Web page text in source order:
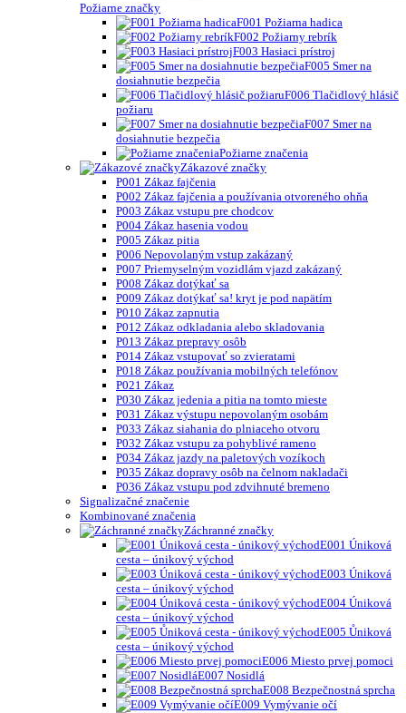
Požiarne značky
F001 Požiarna hadica
F002 Požiarny rebrík
F003 Hasiaci prístroj
F005 Smer na
dosiahnutie bezpečia
F006 Tlačidlový hlásič
požiaru
F007 Smer na
dosiahnutie bezpečia
Požiarne značenia
Zákazové značky
P001 Zákaz fajčenia
P002 Zákaz fajčenia a používania otvoreného ohňa
P003 Zákaz vstupu pre chodcov
P004 Zákaz hasenia vodou
P005 Zákaz pitia
P006 Nepovolaným vstup zakázaný
P007 Priemyselným vozidlám vjazd zakázaný
P008 Zákaz dotýkať sa
P009 Zákaz dotýkať sa! kryt je pod napätím
P010 Zákaz zapnutia
P012 Zákaz odkladania alebo skladovania
P013 Zákaz prepravy osôb
P014 Zákaz vstupovať so zvieratami
P018 Zákaz používania mobilných telefónov
P021 Zákaz
P030 Zákaz jedenia a pitia na tomto mieste
P031 Zákaz výstupu nepovolaným osobám
P033 Zákaz siahania do plniaceho otvoru
P032 Zákaz vstupu za pohyblivé rameno
P034 Zákaz jazdy na paletových vozíkoch
P035 Zákaz dopravy osôb na čelnom nakladači
P036 Zákaz vstupu pod zdvihnuté bremeno
Signalizačné značenie
Kombinované značenia
Záchranné značky
E001 Úniková
cesta – únikový východ
E003 Úniková
cesta – únikový východ
E004 Úniková
cesta – únikový východ
E005 Ůniková
cesta – únikový východ
E006 Miesto prvej pomoci
E007 Nosidlá
E008 Bezpečnostná sprcha
E009 Vymývanie očí